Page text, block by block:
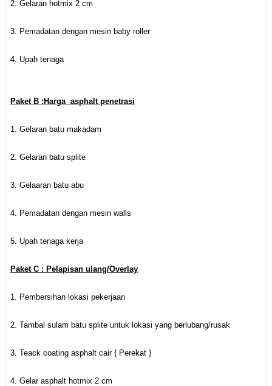
2. Gelaran hotmix 2 cm
3. Pemadatan dengan mesin baby roller
4. Upah tenaga
Paket B :Harga asphalt penetrasi
1. Gelaran batu makadam
2. Gelaran batu splite
3. Gelaaran batu abu
4. Pemadatan dengan mesin walls
5. Upah tenaga kerja
Paket C : Pelapisan ulang/Overlay
1. Pembersihan lokasi pekerjaan
2. Tambal sulam batu splite untuk lokasi yang berlubang/rusak
3. Teack coating asphalt cair { Perekat }
4. Gelar asphalt hotmix 2 cm